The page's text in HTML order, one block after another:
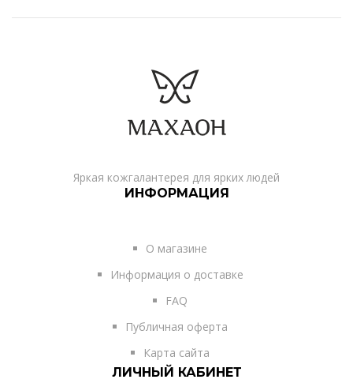
Яркая кожгалантерея для ярких людей
ИНФОРМАЦИЯ
О магазине
Информация о доставке
FAQ
Публичная оферта
Карта сайта
ЛИЧНЫЙ КАБИНЕТ